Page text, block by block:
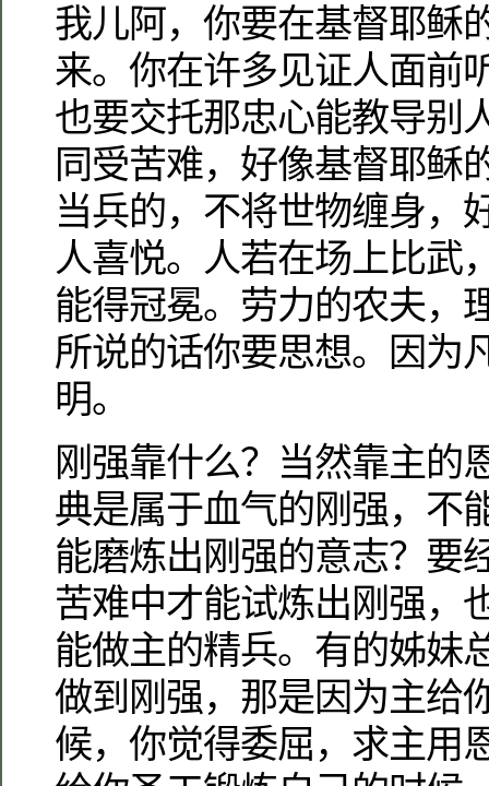
我儿阿，你要在基督耶稣
来。你在许多见证人面前
也要交托那忠心能教导别
同受苦难，好像基督耶稣
当兵的，不将世物缠身，
人喜悦。人若在场上比武
能得冠冕。劳力的农夫，
所说的话你要思想。因为
明。
刚强靠什么？当然靠主的
典是属于血气的刚强，不
能磨炼出刚强的意志？要
苦难中才能试炼出刚强，
能做主的精兵。有的姊妹
做到刚强，那是因为主给
候，你觉得委屈，求主用